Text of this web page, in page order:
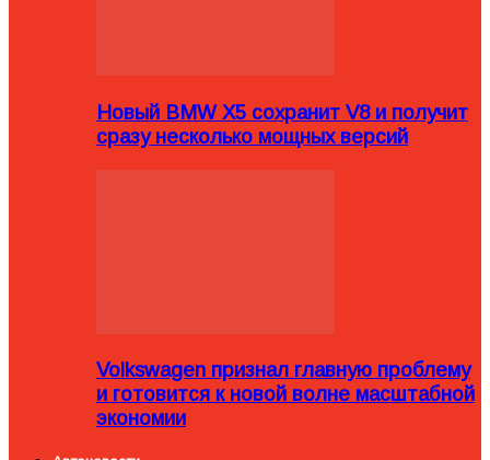
Новый BMW X5 сохранит V8 и получит
сразу несколько мощных версий
Volkswagen признал главную проблему
и готовится к новой волне масштабной
экономии